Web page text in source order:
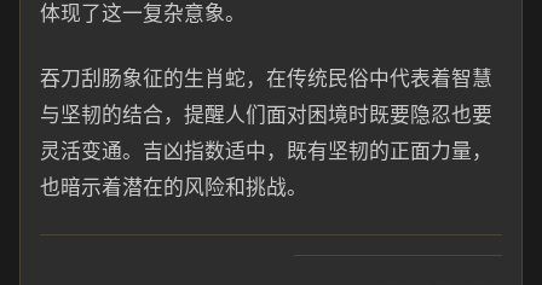
体现了这一复杂意象。
吞刀刮肠象征的生肖蛇，在传统民俗中代表着智慧
与坚韧的结合，提醒人们面对困境时既要隐忍也要
灵活变通。吉凶指数适中，既有坚韧的正面力量，
也暗示着潜在的风险和挑战。